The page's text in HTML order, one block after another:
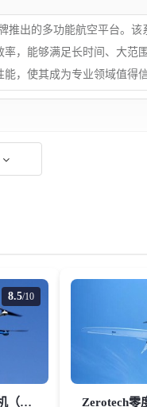
推出的多功能航空平台。
，能够满足长时间、大范
，使其成为专业领域值得
8.5/10
蜂巢航宇 HE-332E无人机（油电混合动力版）